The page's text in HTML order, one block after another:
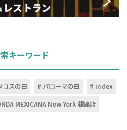
キーワード
コスの日 パローマの日
index
MEXICANA New York 銀座店